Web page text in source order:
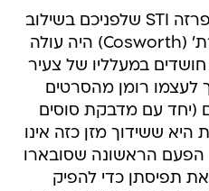
אם טפח ישבנה של האימפרזה STI שלפניכם בשילוב
המדבקה של סדנת קוזוורת' (Cosworth) היה עולה
במעלליו של צעיר
לעצמו רומן מהסרטים
(יחד עם מדבקת סוסים
ששידוך מזן כזה אינו
הפעם הראשונה שסובארו
תפיסתן כדי להפיק